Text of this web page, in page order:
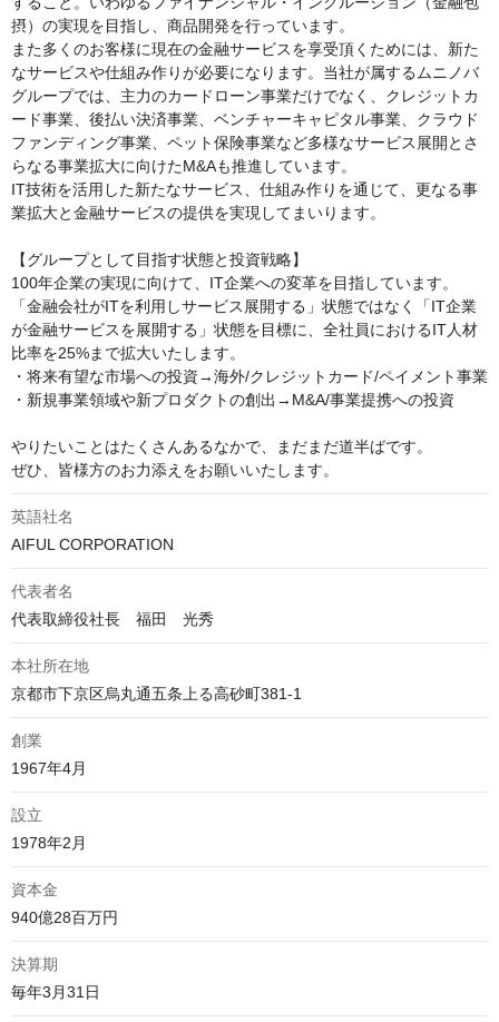
摂）の実現を目指し、商品開発を行っています。
また多くのお客様に現在の金融サービスを享受頂くためには、新た
なサービスや仕組み作りが必要になります。当社が属するムニノバ
グループでは、主力のカードローン事業だけでなく、クレジットカ
ード事業、後払い決済事業、ベンチャーキャピタル事業、クラウド
ファンディング事業、ペット保険事業など多様なサービス展開とさ
らなる事業拡大に向けたM&Aも推進しています。
IT技術を活用した新たなサービス、仕組み作りを通じて、更なる事
業拡大と金融サービスの提供を実現してまいります。
【グループとして目指す状態と投資戦略】
100年企業の実現に向けて、IT企業への変革を目指しています。
「金融会社がITを利用しサービス展開する」状態ではなく「IT企業
が金融サービスを展開する」状態を目標に、全社員におけるIT人材
比率を25%まで拡大いたします。
・将来有望な市場への投資→海外/クレジットカード/ペイメント事業
・新規事業領域や新プロダクトの創出→M&A/事業提携への投資
やりたいことはたくさんあるなかで、まだまだ道半ばです。
ぜひ、皆様方のお力添えをお願いいたします。
英語社名
AIFUL CORPORATION
代表者名
代表取締役社長　福田　光秀
本社所在地
京都市下京区烏丸通五条上る高砂町381-1
創業
1967年4月
設立
1978年2月
資本金
940億28百万円
決算期
毎年3月31日